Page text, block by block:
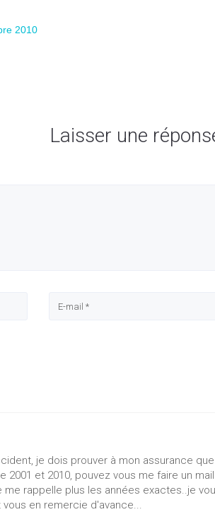
2010
Laisser une
je dois prouver à mon assurance
2001 et 2010, pouvez vous me faire un
me rappelle plus les années exactes..je
en remercie d'avance...